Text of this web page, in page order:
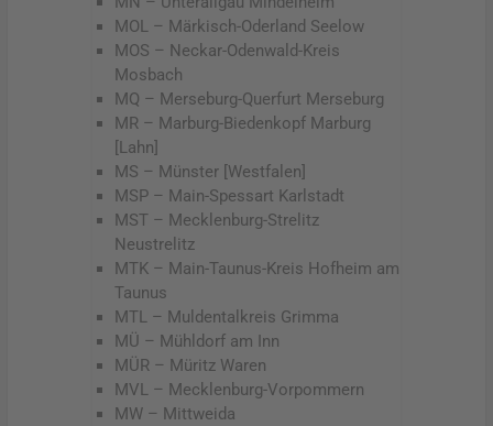
MOL – Märkisch-Oderland Seelow
MOS – Neckar-Odenwald-Kreis
Mosbach
MQ – Merseburg-Querfurt Merseburg
MR – Marburg-Biedenkopf Marburg
[Lahn]
MS – Münster [Westfalen]
MSP – Main-Spessart Karlstadt
MST – Mecklenburg-Strelitz
Neustrelitz
MTK – Main-Taunus-Kreis Hofheim am
Taunus
MTL – Muldentalkreis Grimma
MÜ – Mühldorf am Inn
MÜR – Müritz Waren
MVL – Mecklenburg-Vorpommern
MW – Mittweida